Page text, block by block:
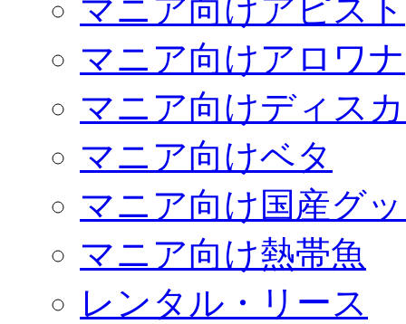
マニア向けアピスト
マニア向けアロワナ
マニア向けディス
マニア向けベタ
マニア向け国産グ
マニア向け熱帯魚
レンタル・リース